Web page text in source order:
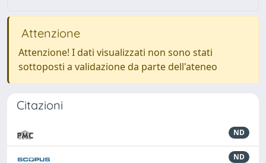
Attenzione
Attenzione! I dati visualizzati non sono stati
sottoposti a validazione da parte dell'ateneo
Citazioni
ND
ND